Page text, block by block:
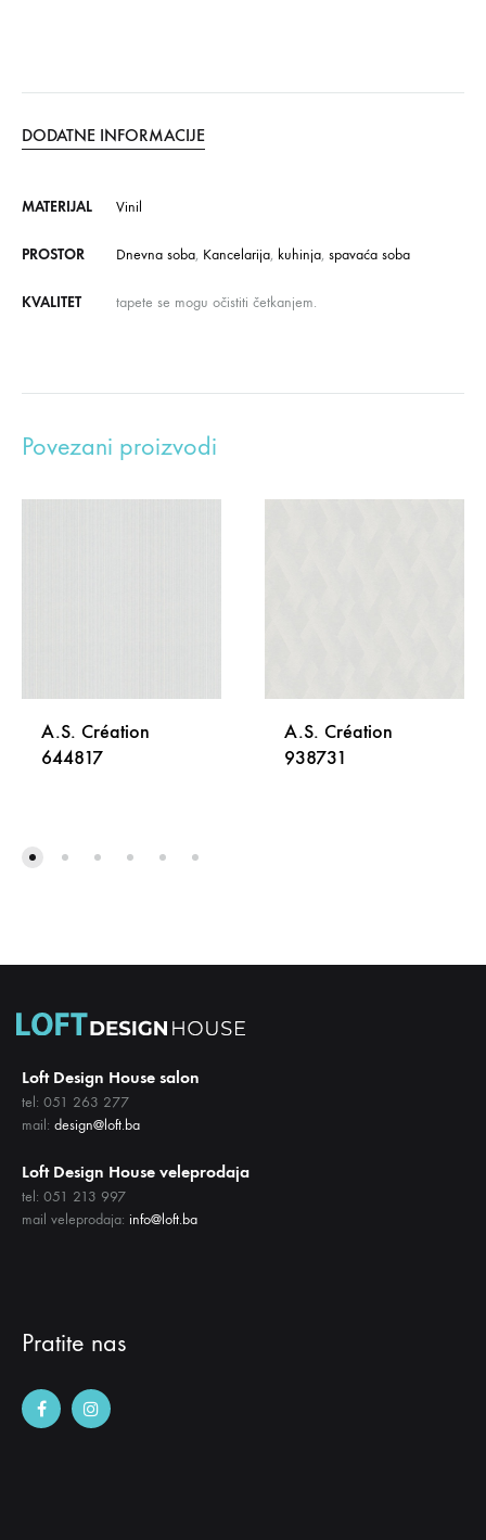
DODATNE INFORMACIJE
MATERIJAL Vinil
PROSTOR Dnevna soba, Kancelarija, kuhinja, spavaća soba
KVALITET tapete se mogu očistiti četkanjem.
Povezani proizvodi
A.S. Création
644817
A.S. Création
938731
Loft Design House salon
tel: 051 263 277
mail: design@loft.ba
Loft Design House veleprodaja
tel: 051 213 997
mail veleprodaja: info@loft.ba
Pratite nas